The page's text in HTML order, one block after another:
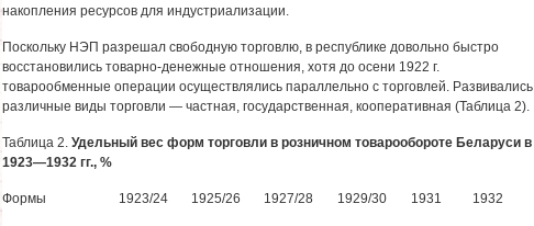
накопления ресурсов для индустриализации.
Поскольку НЭП разрешал свободную торговлю, в республике довольно быстро
восстановились товарно-денежные отношения, хотя до осени 1922 г.
товарообменные операции осуществлялись параллельно с торговлей. Развивались
различные виды торговли — частная, государственная, кооперативная (Таблица 2).
Таблица 2. Удельный вес форм торговли в розничном товарообороте Беларуси в
1923—1932 гг., %
Формы 1923/24 1925/26 1927/28 1929/30 1931 1932